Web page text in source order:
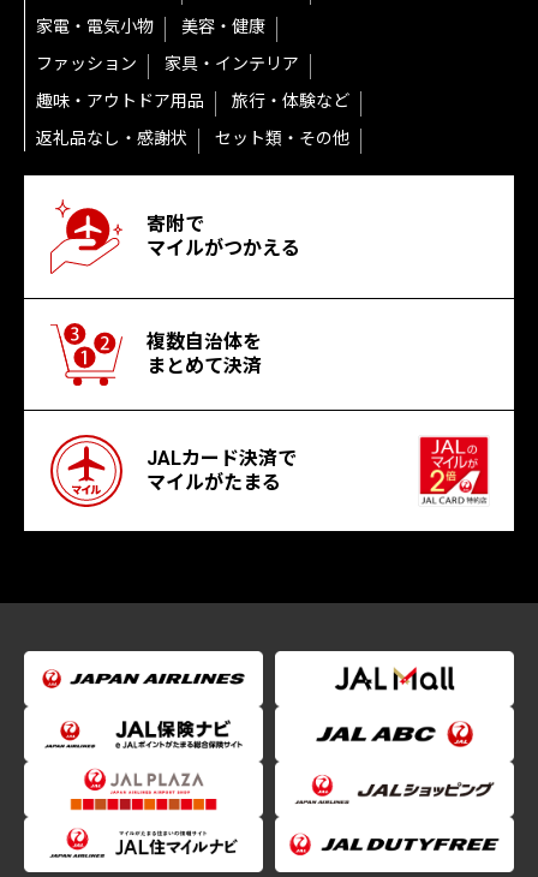
家電・電気小物
美容・健康
ファッション
家具・インテリア
趣味・アウトドア用品
旅行・体験など
返礼品なし・感謝状
セット類・その他
寄附で
マイルがつかえる
複数自治体を
まとめて決済
JALカード決済で
マイルがたまる